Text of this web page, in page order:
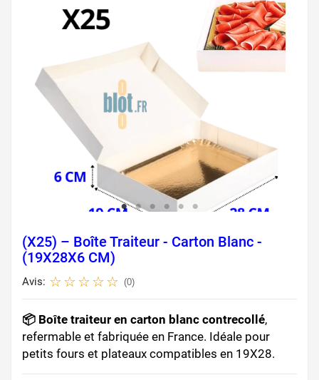
(X25) – Boîte Traiteur - Carton Blanc -
(19X28X6 CM)
Avis: (0)
📦 Boîte traiteur en carton blanc contrecollé,
refermable et fabriquée en France. Idéale pour
petits fours et plateaux compatibles en 19X28.